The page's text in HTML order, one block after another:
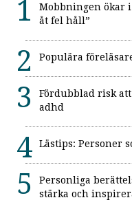
Mobbningen ökar i
åt fel håll”
Populära
Fördubblad risk
adhd
Lästips: Personer
Personliga
stärka och